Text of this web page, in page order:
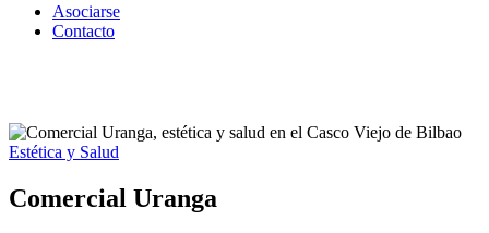
Asociarse
Contacto
Estética y Salud
Comercial Uranga